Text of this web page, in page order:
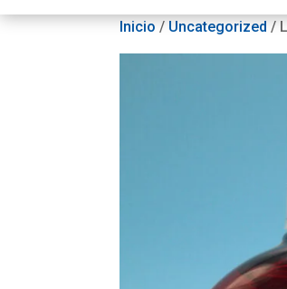
Inicio / Uncategorized /